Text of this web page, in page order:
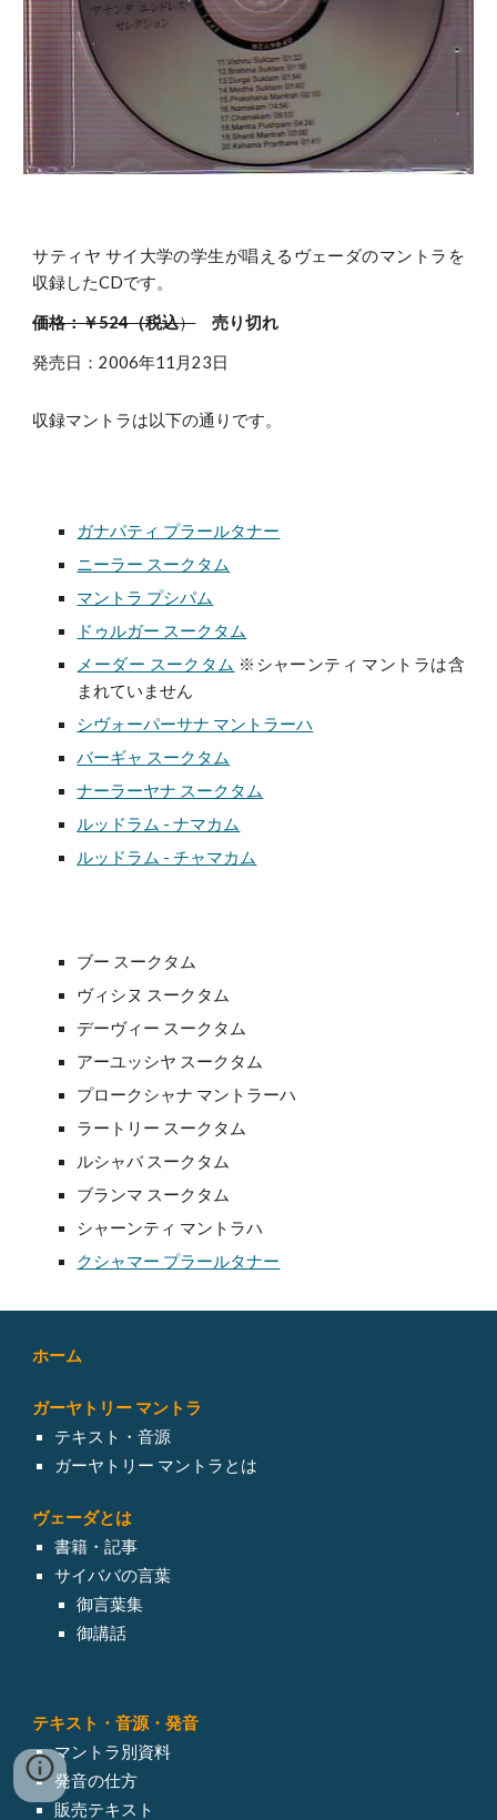
サティヤ サイ大学の学生が唱えるヴェーダのマントラを
収録したCDです。
価格：￥524（税込） 売り切れ
発売日：2006年11月23日
収録マントラは以下の通りです。
ガナパティ プラールタナー
ニーラー スークタム
マントラ プシパム
ドゥルガー スークタム
メーダー スークタム ※シャーンティ マントラは含
まれていません
シヴォーパーサナ マントラーハ
バーギャ スークタム
ナーラーヤナ スークタム
ルッドラム - ナマカム
ルッドラム - チャマカム
ブー スークタム
ヴィシヌ スークタム
デーヴィー スークタム
アーユッシヤ スークタム
プロークシャナ マントラーハ
ラートリー スークタム
ルシャバ スークタム
ブランマ スークタム
シャーンティ マントラハ
クシャマー プラールタナー
ホーム
ガーヤトリー マントラ
テキスト・音源
ガーヤトリー マントラとは
ヴェーダとは
書籍・記事
サイババの言葉
御言葉集
御講話
テキスト・音源・発音
マントラ別資料
発音の仕方
販売テキスト